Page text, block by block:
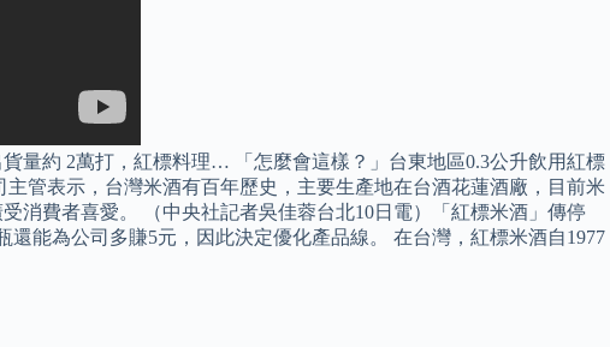
量約 2萬打，紅標料理… 「怎麼會這樣？」台東地區0.3公升飲用紅標
管表示，台灣米酒有百年歷史，主要生產地在台酒花蓮酒廠，目前米
消費者喜愛。 （中央社記者吳佳蓉台北10日電）「紅標米酒」傳停
能為公司多賺5元，因此決定優化產品線。 在台灣，紅標米酒自1977